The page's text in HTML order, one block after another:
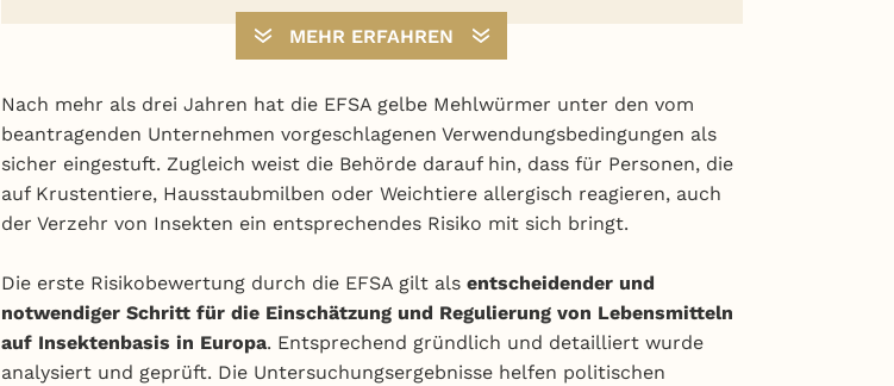
MEHR ERFAHREN
Nach mehr als drei Jahren hat die EFSA gelbe Mehlwürmer unter den vom
beantragenden Unternehmen vorgeschlagenen Verwendungsbedingungen als
sicher eingestuft. Zugleich weist die Behörde darauf hin, dass für Personen, die
auf Krustentiere, Hausstaubmilben oder Weichtiere allergisch reagieren, auch
der Verzehr von Insekten ein entsprechendes Risiko mit sich bringt.
Die erste Risikobewertung durch die EFSA gilt als entscheidender und
notwendiger Schritt für die Einschätzung und Regulierung von Lebensmitteln
auf Insektenbasis in Europa. Entsprechend gründlich und detailliert wurde
analysiert und geprüft. Die Untersuchungsergebnisse helfen politischen